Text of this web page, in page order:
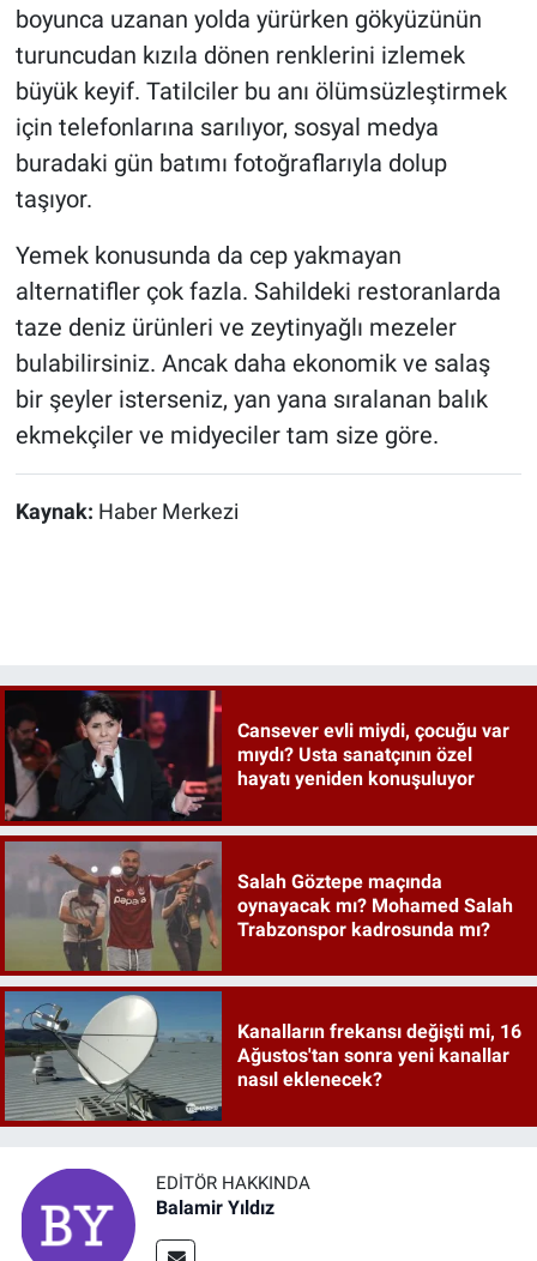
boyunca uzanan yolda yürürken gökyüzünün
turuncudan kızıla dönen renklerini izlemek
büyük keyif. Tatilciler bu anı ölümsüzleştirmek
için telefonlarına sarılıyor, sosyal medya
buradaki gün batımı fotoğraflarıyla dolup
taşıyor.
Yemek konusunda da cep yakmayan
alternatifler çok fazla. Sahildeki restoranlarda
taze deniz ürünleri ve zeytinyağlı mezeler
bulabilirsiniz. Ancak daha ekonomik ve salaş
bir şeyler isterseniz, yan yana sıralanan balık
ekmekçiler ve midyeciler tam size göre.
Kaynak: Haber Merkezi
Cansever evli miydi, çocuğu var
mıydı? Usta sanatçının özel
hayatı yeniden konuşuluyor
Salah Göztepe maçında
oynayacak mı? Mohamed Salah
Trabzonspor kadrosunda mı?
Kanalların frekansı değişti mi, 16
Ağustos'tan sonra yeni kanallar
nasıl eklenecek?
EDITÖR HAKKINDA
Balamir Yıldız